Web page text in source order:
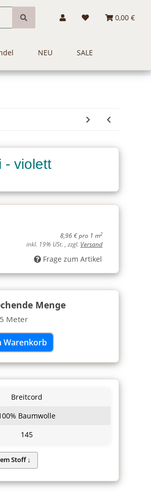
0,00 €
NEU SALE
- violett
8,96 € pro 1 m2
inkl. 19% USt. , zzgl. Versand
Frage zum Artikel
Menge
Meter
Warenkorb
Breitcord
Baumwolle
145